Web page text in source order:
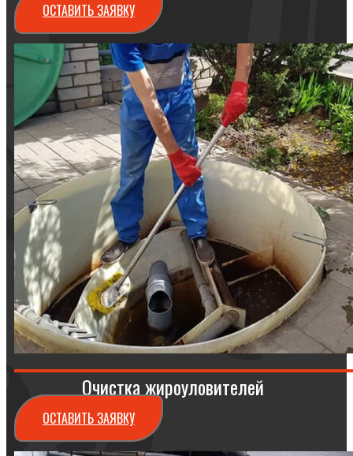
ОСТАВИТЬ ЗАЯВКУ
Очистка жироуловителей
ОСТАВИТЬ ЗАЯВКУ